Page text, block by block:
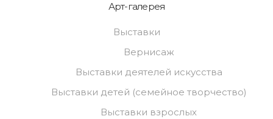
Арт-галерея
Выставки
Вернисаж
Выставки деятелей искусства
Выставки детей (семейное творчество)
Выставки взрослых